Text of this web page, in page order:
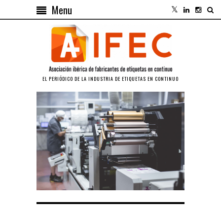
Menu
EL PERIÓDICO DE LA INDUSTRIA DE ETIQUETAS EN CONTINUO